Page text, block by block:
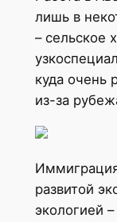
лишь в
– сельское
куда очень
из-за
развитой
экологией